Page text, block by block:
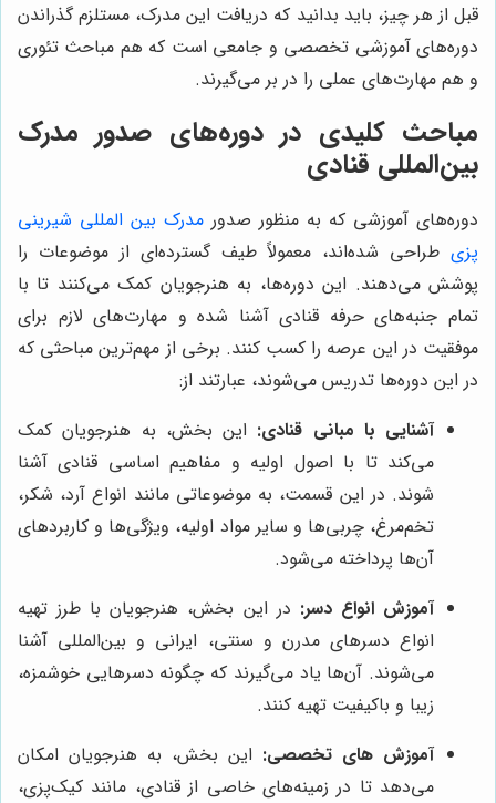
قبل از هر چیز، باید بدانید که دریافت این مدرک، مستلزم گذراندن
دوره‌های آموزشی تخصصی و جامعی است که هم مباحث تئوری
و هم مهارت‌های عملی را در بر می‌گیرند.
مباحث کلیدی در دوره‌های صدور مدرک
بین‌المللی قنادی
دوره‌های آموزشی که به منظور صدور مدرک بین المللی شیرینی
پزی طراحی شده‌اند، معمولاً طیف گسترده‌ای از موضوعات را
پوشش می‌دهند. این دوره‌ها، به هنرجویان کمک می‌کنند تا با
تمام جنبه‌های حرفه قنادی آشنا شده و مهارت‌های لازم برای
موفقیت در این عرصه را کسب کنند. برخی از مهم‌ترین مباحثی که
در این دوره‌ها تدریس می‌شوند، عبارتند از:
آشنایی با مبانی قنادی: این بخش، به هنرجویان کمک
می‌کند تا با اصول اولیه و مفاهیم اساسی قنادی آشنا
شوند. در این قسمت، به موضوعاتی مانند انواع آرد، شکر،
تخم‌مرغ، چربی‌ها و سایر مواد اولیه، ویژگی‌ها و کاربردهای
آن‌ها پرداخته می‌شود.
آموزش انواع دسر: در این بخش، هنرجویان با طرز تهیه
انواع دسرهای مدرن و سنتی، ایرانی و بین‌المللی آشنا
می‌شوند. آن‌ها یاد می‌گیرند که چگونه دسرهایی خوشمزه،
زیبا و باکیفیت تهیه کنند.
آموزش های تخصصی: این بخش، به هنرجویان امکان
می‌دهد تا در زمینه‌های خاصی از قنادی، مانند کیک‌پزی،